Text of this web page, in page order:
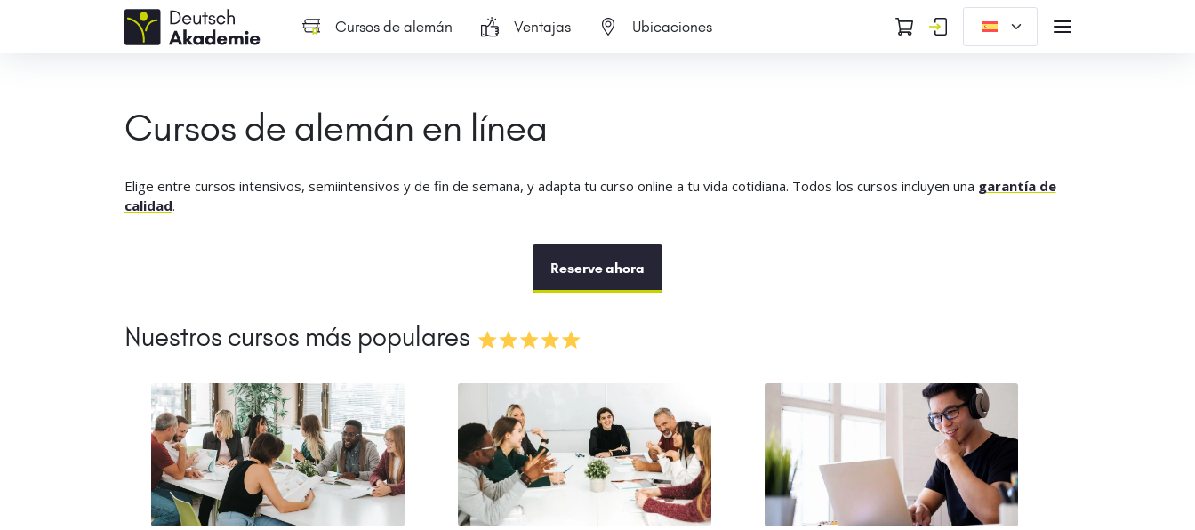
Cursos de alemán Ventajas Ubicaciones
Cursos de alemán en línea
Elige entre cursos intensivos, semiintensivos y de fin de semana, y adapta tu curso online a tu vida cotidiana. Todos los cursos incluyen una garantía de
calidad.
Reserve ahora
Nuestros cursos más populares